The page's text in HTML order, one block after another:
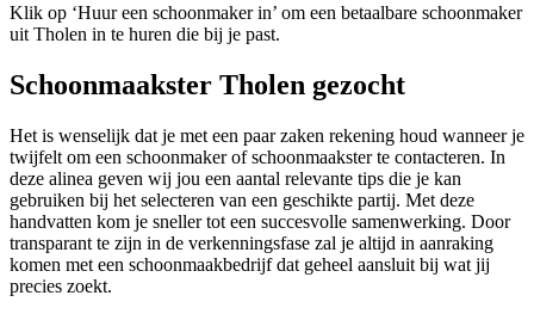
Klik op ‘Huur een schoonmaker in’ om een betaalbare schoonmaker
uit Tholen in te huren die bij je past.
Schoonmaakster Tholen gezocht
Het is wenselijk dat je met een paar zaken rekening houd wanneer je
twijfelt om een schoonmaker of schoonmaakster te contacteren. In
deze alinea geven wij jou een aantal relevante tips die je kan
gebruiken bij het selecteren van een geschikte partij. Met deze
handvatten kom je sneller tot een succesvolle samenwerking. Door
transparant te zijn in de verkenningsfase zal je altijd in aanraking
komen met een schoonmaakbedrijf dat geheel aansluit bij wat jij
precies zoekt.